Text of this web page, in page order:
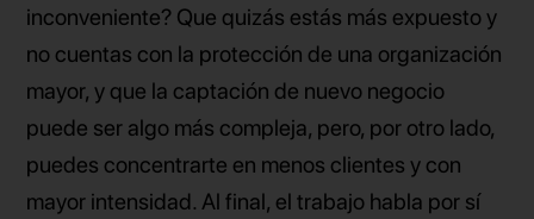
inconveniente? Que quizás estás más expuesto y
no cuentas con la protección de una organización
mayor, y que la captación de nuevo negocio
puede ser algo más compleja, pero, por otro lado,
puedes concentrarte en menos clientes y con
mayor intensidad. Al final, el trabajo habla por sí